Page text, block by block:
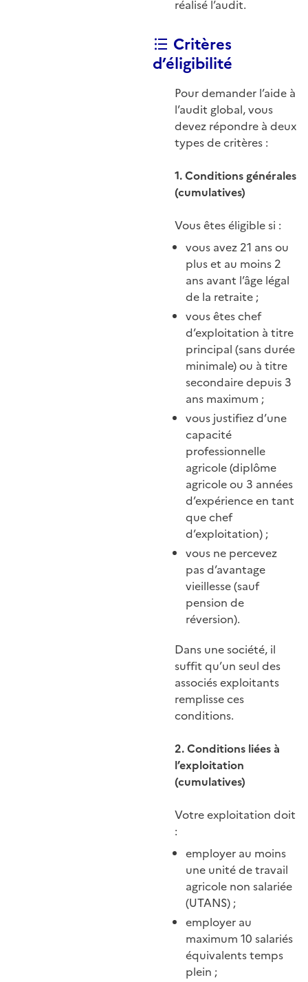
réalisé l’audit.
Critères
d’éligibilité
Pour demander l’aide à
l’audit global, vous
devez répondre à deux
types de critères :
1. Conditions générales
(cumulatives)
Vous êtes éligible si :
vous avez 21 ans ou
plus et au moins 2
ans avant l’âge légal
de la retraite ;
vous êtes chef
d’exploitation à titre
principal (sans durée
minimale) ou à titre
secondaire depuis 3
ans maximum ;
vous justifiez d’une
capacité
professionnelle
agricole (diplôme
agricole ou 3 années
d’expérience en tant
que chef
d’exploitation) ;
vous ne percevez
pas d’avantage
vieillesse (sauf
pension de
réversion).
Dans une société, il
suffit qu’un seul des
associés exploitants
remplisse ces
conditions.
2. Conditions liées à
l’exploitation
(cumulatives)
Votre exploitation doit
:
employer au moins
une unité de travail
agricole non salariée
(UTANS) ;
employer au
maximum 10 salariés
équivalents temps
plein ;